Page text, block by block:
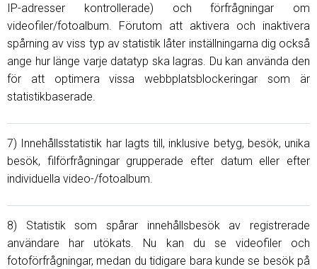
IP-adresser kontrollerade) och förfrågningar om
videofiler/fotoalbum. Förutom att aktivera och inaktivera
spårning av viss typ av statistik låter inställningarna dig också
ange hur länge varje datatyp ska lagras. Du kan använda den
för att optimera vissa webbplatsblockeringar som är
statistikbaserade.
7) Innehållsstatistik har lagts till, inklusive betyg, besök, unika
besök, filförfrågningar grupperade efter datum eller efter
individuella video-/fotoalbum.
8) Statistik som spårar innehållsbesök av registrerade
användare har utökats. Nu kan du se videofiler och
fotoförfrågningar, medan du tidigare bara kunde se besök på